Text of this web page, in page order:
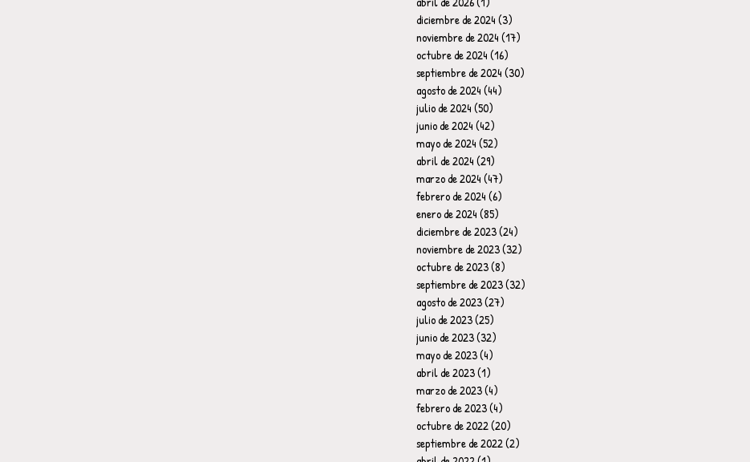
diciembre de 2024(3)
noviembre de 2024(17)
octubre de 2024(16)
septiembre de 2024(30)
agosto de 2024(44)
julio de 2024(50)
junio de 2024(42)
mayo de 2024(52)
abril de 2024(29)
marzo de 2024(47)
febrero de 2024(6)
enero de 2024(85)
diciembre de 2023(24)
noviembre de 2023(32)
octubre de 2023(8)
septiembre de 2023(32)
agosto de 2023(27)
julio de 2023(25)
junio de 2023(32)
mayo de 2023(4)
abril de 2023(1)
marzo de 2023(4)
febrero de 2023(4)
octubre de 2022(20)
septiembre de 2022(2)